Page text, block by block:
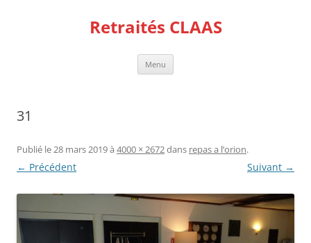
Retraités CLAAS
Menu
31
Publié le28 mars 2019à 4000 × 2672dans repas a l’orion.
← Précédent Suivant →